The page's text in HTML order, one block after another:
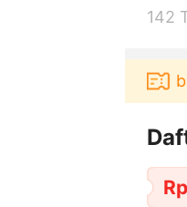
142
aplikasi Akulaku